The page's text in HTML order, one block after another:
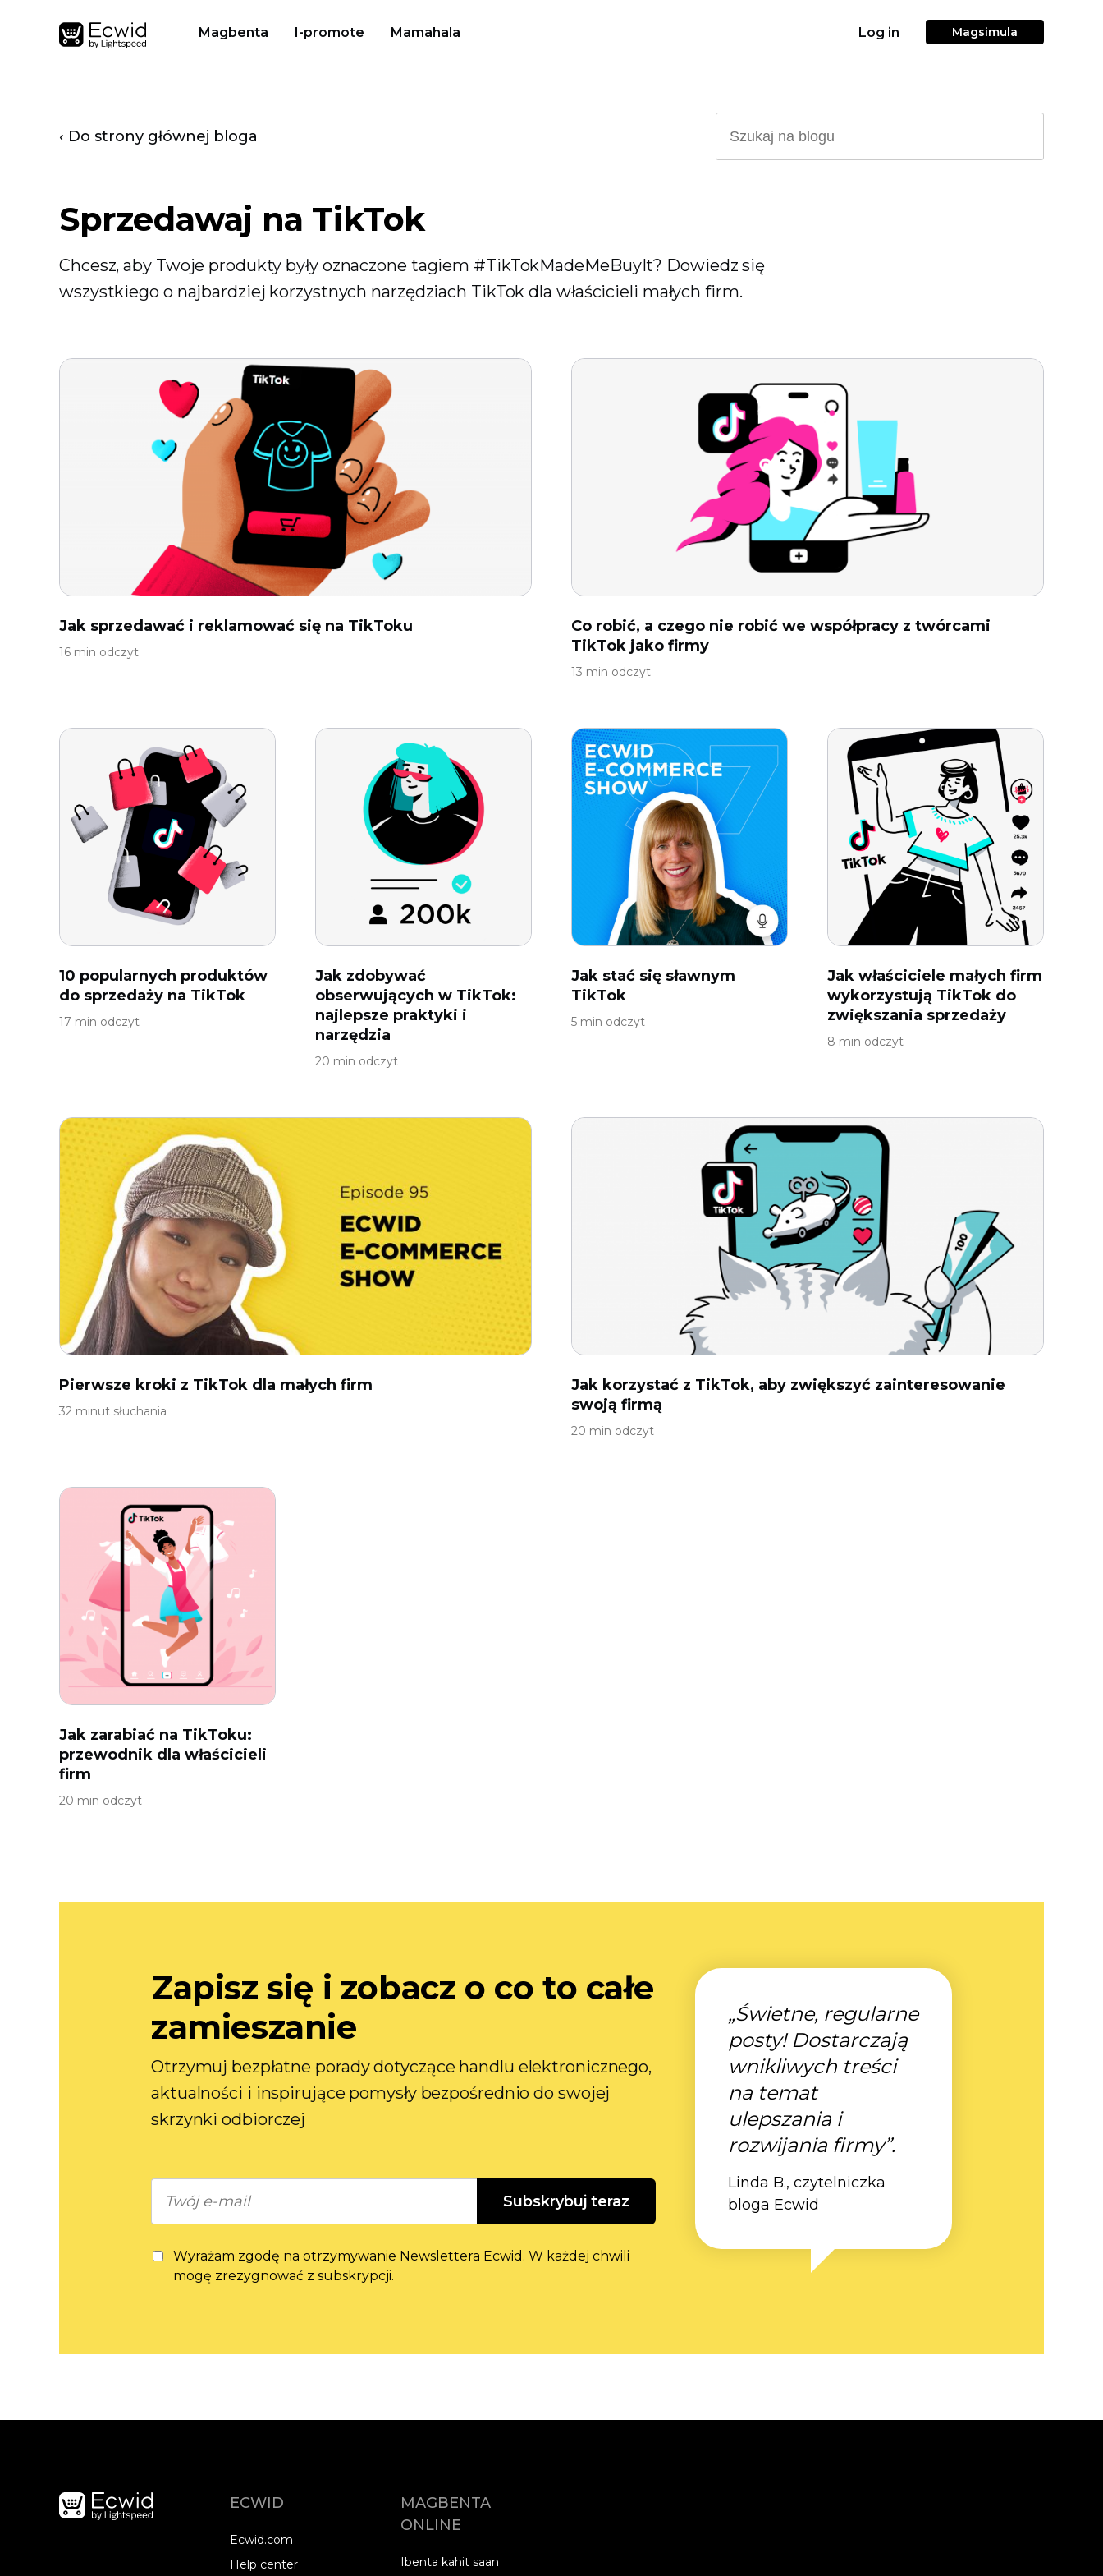
Magbenta I-promote Mamahala Log in Magsimula
‹ Do strony głównej bloga
Sprzedawaj na TikTok
Chcesz, aby Twoje produkty były oznaczone tagiem #TikTokMadeMeBuyIt? Dowiedz się
wszystkiego o najbardziej korzystnych narzędziach TikTok dla właścicieli małych firm.
Jak sprzedawać i reklamować się na TikToku
16 min odczyt
Co robić, a czego nie robić we współpracy z twórcami
TikTok jako firmy
13 min odczyt
10 popularnych produktów
do sprzedaży na TikTok
17 min odczyt
Jak zdobywać
obserwujących w TikTok:
najlepsze praktyki i
narzędzia
20 min odczyt
Jak stać się sławnym
TikTok
5 min odczyt
Jak właściciele małych firm
wykorzystują TikTok do
zwiększania sprzedaży
8 min odczyt
Pierwsze kroki z TikTok dla małych firm
32 minut słuchania
Jak korzystać z TikTok, aby zwiększyć zainteresowanie
swoją firmą
20 min odczyt
Jak zarabiać na TikToku:
przewodnik dla właścicieli
firm
20 min odczyt
Zapisz się i zobacz o co to całe
zamieszanie
Otrzymuj bezpłatne porady dotyczące handlu elektronicznego,
aktualności i inspirujące pomysły bezpośrednio do swojej
skrzynki odbiorczej
Subskrybuj teraz
Wyrażam zgodę na otrzymywanie Newslettera Ecwid. W każdej chwili
mogę zrezygnować z subskrypcji.
„Świetne, regularne
posty! Dostarczają
wnikliwych treści
na temat
ulepszania i
rozwijania firmy”.
Linda B., czytelniczka
bloga Ecwid
ECWID
Ecwid.com
Help center
MAGBENTA
ONLINE
Ibenta kahit saan